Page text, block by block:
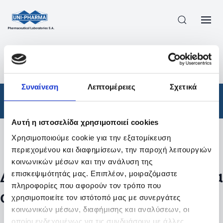
Συναίνεση Λεπτομέρειες Σχετικά
Αυτή η ιστοσελίδα χρησιμοποιεί cookies
Χρησιμοποιούμε cookie για την εξατομίκευση
περιεχομένου και διαφημίσεων, την παροχή λειτουργιών
κοινωνικών μέσων και την ανάλυση της
επισκεψιμότητάς μας. Επιπλέον, μοιραζόμαστε
πληροφορίες που αφορούν τον τρόπο που
χρησιμοποιείτε τον ιστότοπό μας με συνεργάτες
κοινωνικών μέσων, διαφήμισης και αναλύσεων, οι
οποίοι ενδεχομένως να τις συνδυάσουν με άλλες
ΠΡΟΪΟΝΤΑ
ΑΠΟΤΕΛΕΣΜΑΤΑ ΑΝΑΖΗΤΗΣΗΣ
Φάρμακα
Φίλτρα
Δεν βρέθηκαν προϊόντα με τα
συγκεκριμένα φίλτρα